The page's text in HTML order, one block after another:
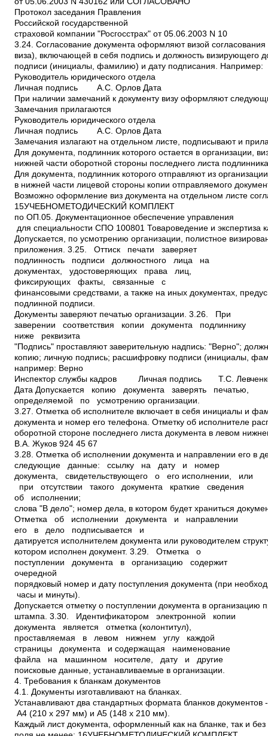
) и дату подписания. Например: Руководитель юридического отдела Личная подпись А.С. Орлов Дата При наличии замечаний к документу визу оформляют следующим образом: Замечания прилагаются Руководитель юридического отдела Личная подпись А.С. Орлов Дата Замечания излагают на отдельном листе, подписывают и прилагают к документу. Для документа, подлинник которого остается в организации, визы проставляют в нижней части оборотной стороны последнего листа подлинника документа. Для документа, подлинник которого отправляют из организации, визы проставляют в нижней части лицевой стороны копии отправляемого документа. Возможно оформление виз документа на отдельном листе согласования. 15УЧЕБНО­МЕТОДИЧЕСКИЙ КОМПЛЕКТ по ОП.05. Документационное обеспечение управления для специальности СПО 100801 Товароведение и экспертиза качества потребительских товаров Допускается, по усмотрению организации, полистное визирование документа и его приложения. 3.25. Оттиск печати заверяет подлинность подписи должностного лица на документах, удостоверяющих права лиц, фиксирующих факты, связанные с финансовыми средствами, а также на иных документах, предусматривающих заверение подлинной подписи. Документы заверяют печатью организации. 3.26. При заверении соответствия копии документа подлиннику ниже реквизита "Подпись" проставляют заверительную надпись: "Верно"; должность лица, заверившего копию; личную подпись; расшифровку подписи (инициалы, фамилию); дату заверения, например: Верно Инспектор службы кадров Личная подпись Т.С. Левченко Дата Допускается копию документа заверять печатью, определяемой по усмотрению организации. 3.27. Отметка об исполнителе включает в себя инициалы и фамилию исполнителя документа и номер его телефона. Отметку об исполнителе располагают на лицевой или оборотной стороне последнего листа документа в левом нижнем углу, например: В.А. Жуков 924 45 67 3.28. Отметка об исполнении документа и направлении его в дело включает в себя следующие данные: ссылку на дату и номер документа, свидетельствующего о его исполнении, или при отсутствии такого документа краткие сведения об исполнении; слова "В дело"; номер дела, в котором будет храниться документ. Отметка об исполнении документа и направлении его в дело подписывается и датируется исполнителем документа или руководителем структурного подразделения, в котором исполнен документ. 3.29. Отметка о поступлении документа в организацию содержит очередной порядковый номер и дату поступления документа (при необходимости ­ часы и минуты). Допускается отметку о поступлении документа в организацию проставлять в виде штампа. 3.30. Идентификатором электронной копии документа является отметка (колонтитул), проставляемая в левом нижнем углу каждой страницы документа и содержащая наименование файла на машинном носителе, дату и другие поисковые данные, устанавливаемые в организации. 4. Требования к бланкам документов 4.1. Документы изготавливают на бланках. Устанавливают два стандартных формата бланков документов ­ А4 (210 x 297 мм) и А5 (148 x 210 мм). Каждый лист документа, оформленный как на бланке, так и без него, должен иметь поля не менее: 16УЧЕБНО­МЕТОДИЧЕСКИЙ КОМПЛЕКТ по ОП.05. Документационное обеспечение управления для специальности СПО 100801 Товароведение и экспертиза качества потребительских товаров 20 мм ­ левое; 10 мм ­ правое; 20 мм ­ верхнее; 20 мм ­ нижнее. 4.2. Бланки документов следует изготавливать на белой бумаге или бумаге светлых тонов. 4.3. Бланки документов оформляют в соответствии с Приложением А. Ориентировочные границы зон расположения реквизитов обозначены пунктиром. Каждая зона определяется совокупностью входящих в нее реквизитов. 4.4. В зависимости от расположения реквизитов устанавливают два варианта бланков ­ угловой (рисунок А.1) и продольный (рисунок А.2). 4.5. Реквизит 01 (02 или 03) располагают над серединой реквизита 08. Реквизит 03 допускается располагать на уровне реквизита 08. Реквизиты 08, 09, 10, 14, ограничительные отметки для реквизитов 11, 12, 13 в пределах границ зон расположения реквизитов размещают одним из способов: ­ центрированным (начало и конец каждой строки реквизитов равно удалены от границ зоны расположения реквизитов); ­ флаговым (каждая строка реквизитов начинается от левой границы зоны расположения реквизитов). 4.6. Для организации, ее структурного подразделения, должностного лица устанавливают следующие виды бланков документов: ­ общий бланк; ­ бланк письма; ­ бланк конкретного вида документа. 4.7. Общий бланк используют для изготовления любых видов документов, кроме письма. Общий бланк в зависимости от учредительных документов организации включает в себя реквизиты 01 (02 или 03), 08, 11, 14. Бланк письма в зависимости от учредительных документов организации включает в себя реквизиты 01 (02 или 03), 04, 05, 06, 08, 09 и, при необходимости, ограничительные отметки для верхних границ зон расположения реквизитов 11, 12, 13, 14, 15, 17, 18, 19, 20. Бланк конкретного вида документа, кроме письма, в зависимости от учредительных документов организации включает в себя реквизиты 01 (02 или 03), 08, 10, 14 и, при необходимости, ограничительные отметки для границ зон расположения реквизитов 11, 12, 13, 18, 19. 4.8. Для организаций субъектов Российской Федерации, имеющих наряду с государственным языком Российской Федерации государственный язык субъекта Российской Федерации, целесообразно использование продольного бланка; при этом реквизиты 08, 09, 14 печатают на двух языках: русском (слева) и национальном (справа) на одном уровне. 4.9. При изготовлении документов на двух и более страницах вторую и последующие страницы нумеруют. Номера страниц проставляют посередине верхнего поля листа. 17УЧЕБНО­МЕТОДИЧЕСКИЙ КОМПЛЕКТ по ОП.05. Документационное обеспечение управления для специальности СПО 100801 Товароведение и экспертиза качества потребительских товаров СХЕМЫ РАСПОЛОЖЕНИЯ РЕКВИЗИТОВ ДОКУМЕНТОВ Приложение А (справочное) │ │ │ │ 20 73 88 10 │<­­­­­> <­­­­­­­­­­­­­­­­> <­­­­­­­­­­­­­­­­­> <­> │ ────┌────────────────────────────────────────────────────┐─── │ │ /\ /\ │ │ │ │ 3 │ │ │ \/ ────┌──────────────────┐ ┌───────────────────┐ ────│ │ │ │ │ │ │ │ /\ /\ 01 02 16 19 │ │ 17 03 │ │ │ │ │ │ │ │ │ │ │ \/ ────├──────────────────┤ ├───────────────────┤ │ │ │ │ │ │ │ │ │ │ 51 08 09 10 15 │04 05 06 07 │ │ │ │ │ │ │ │ │ │ │ │ │ │ │ │ │ │ │ │ │ │ │ 18УЧЕБНО­МЕТОДИЧЕСКИЙ КОМПЛЕКТ по ОП.05. Документационное обеспечение управления для специальности СПО 100801 Товароведение и экспертиза качества потребительских товаров │ │ │ │ │ │ │ \/ │ ├──────────────────┤ │ │ │ ────│ │ │ │ │ │ │ │ /\ 11 12 17 │ │ │ │13 │ │ │ │ │ │ │ │ │ │ │ │ 22 14 │ │ │ │ │ │ │ \/ │ ├──────────────────┤ │ │ │ ────│ │ │ │ │ │ │ │ /\ 18 │ │ │ │ │ │ │ │ 18 │ │ │ │ │ │ │ \/ ├──────────────────┴─┴───────────────────┤ │ │297 ────│ │ │ │ │ │ │20 │ │ │ │ │ │ │ │ │ │ │ │ │ │ │ │ │ │ │ ├────────────────────────────────────────┤ │ │ ────│ │ │ │ │ │ /\ 21 22 25 │ │ │ │ │ │ 20 │ │ │ │ │ \/ ├────────────────────────────────────────┤ │ │ ────│ │ │ │ │ │ /\ 23 24 26 │27 │ │ │ │ │ │ │ │ │ │ │ ────├────────────────────────────────────────┤ │ │ │ │ 40 │ │ │ │ │ │ /\ 28 30 29 │ │ 16 │ │ │ │ │ │ │ │ │ │ \/ \/ ────│ ────└────────────────────────────────────────┘ │ │ │ │ │ /\ │ │ │ │ 20 │ │ \/ \/ ────└────────────────────────────────────────────────────┘─── 210 │ │<­­­­­­­­­­­­­­­­­­­­­­­­­­­­­­­­­­­­­­­­­­­­­­­­­­>│ │ Рисунок А.1. Расположение реквизитов и границы зон на